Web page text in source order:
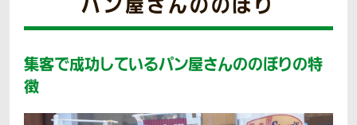
集客で成功しているパン屋さんののぼりの特
徴